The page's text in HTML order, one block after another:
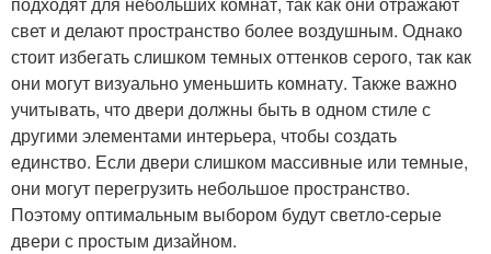
свет и делают пространство более воздушным. Однако
стоит избегать слишком темных оттенков серого, так как
они могут визуально уменьшить комнату. Также важно
учитывать, что двери должны быть в одном стиле с
другими элементами интерьера, чтобы создать
единство. Если двери слишком массивные или темные,
они могут перегрузить небольшое пространство.
Поэтому оптимальным выбором будут светло-серые
двери с простым дизайном.